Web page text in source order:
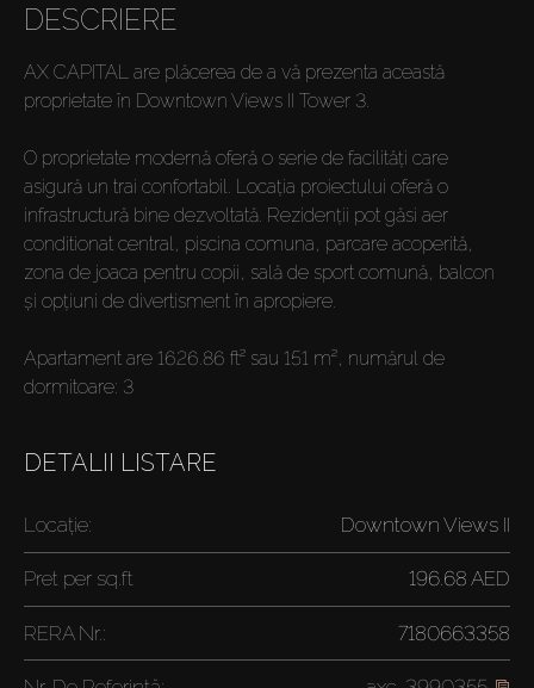
DESCRIERE
AX CAPITAL are plăcerea de a vă prezenta această
proprietate în Downtown Views II Tower 3.
O proprietate modernă oferă o serie de facilități care
asigură un trai confortabil. Locația proiectului oferă o
infrastructură bine dezvoltată. Rezidenții pot găsi aer
conditionat central, piscina comuna, parcare acoperită,
zona de joaca pentru copii, sală de sport comună, balcon
și opțiuni de divertisment în apropiere.
Apartament are 1626.86 ft² sau 151 m², numărul de
dormitoare: 3
DETALII LISTARE
Locație: Downtown Views II
Pret per sq.ft 196.68 AED
RERA Nr.: 7180663358